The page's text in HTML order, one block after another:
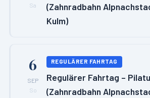
Sa
(Zahnradbahn
Kulm)
6
SEP
So
REGULÄRER FAHRTAG
Regulärer Fahrtag –
(Zahnradbahn